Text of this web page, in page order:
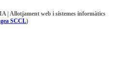
| Allotjament web i sistemes informàtics
SCCL)